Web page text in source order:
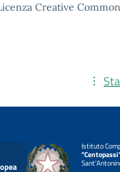
Creative
Istituto